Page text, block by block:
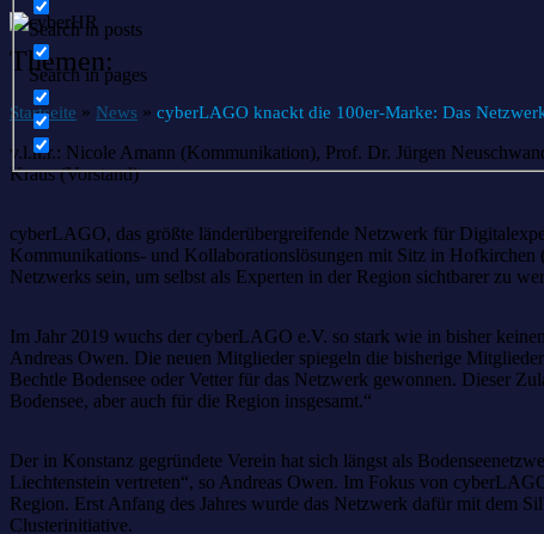
Search in posts
Search in pages
Themen:
Startseite » News » cyberLAGO knackt die 100er-Marke: Das
v.l.n.r.: Nicole Amann (Kommunikation), Prof. Dr. Jürgen
Kraus (Vorstand)
cyberLAGO, das größte länderübergreifende Netzwerk für
Kommunikations- und Kollaborationslösungen mit Sitz in Hofkirchen
Netzwerks sein, um selbst als Experten in der Region sichtbarer zu
Im Jahr 2019 wuchs der cyberLAGO e.V. so stark wie in bisher
Andreas Owen. Die neuen Mitglieder spiegeln die bisherige
Bechtle Bodensee oder Vetter für das Netzwerk gewonnen. Dieser
Bodensee, aber auch für die Region insgesamt.“
Der in Konstanz gegründete Verein hat sich längst als
Liechtenstein vertreten“, so Andreas Owen. Im Fokus von
Region. Erst Anfang des Jahres wurde das Netzwerk dafür mit dem
Clusterinitiative.